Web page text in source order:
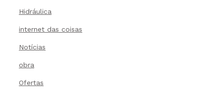
Hidráulica
internet das coisas
Notícias
obra
Ofertas